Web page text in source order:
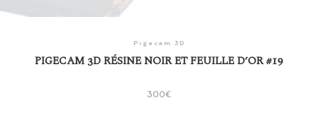
Pigecam 3D
PIGECAM 3D RÉSINE NOIR ET FEUILLE D’OR #19
300€